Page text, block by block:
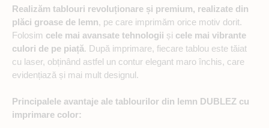
Realizăm tablouri revoluționare și premium, realizate din
plăci groase de lemn, pe care imprimăm orice motiv dorit.
Folosim cele mai avansate tehnologii și cele mai vibrante
culori de pe piață. După imprimare, fiecare tablou este tăiat
cu laser, obținând astfel un contur elegant maro închis, care
evidențiază și mai mult designul.
Principalele avantaje ale tablourilor din lemn DUBLEZ cu
imprimare color: